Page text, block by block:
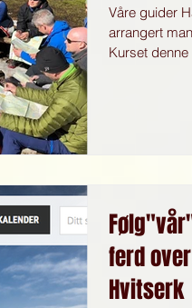
Våre guider
arrangert
Kurset
ferd
Hvitserk